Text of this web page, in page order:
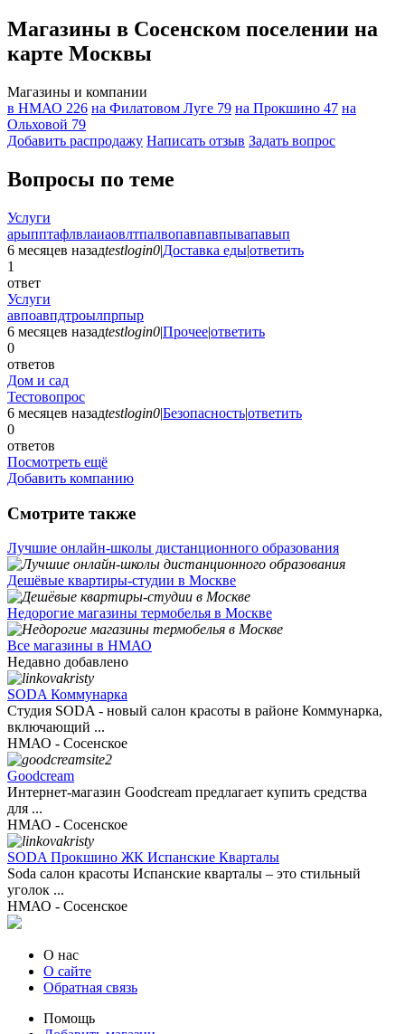
Магазины в Сосенском поселении на
карте Москвы
Магазины и компании
в НМАО 226 на Филатовом Луге 79 на Прокшино 47 на
Ольховой 79
Добавить раcпродажу Написать отзыв Задать вопрос
Вопросы по теме
Услуги
арыпптафлвлаиаовлтпалвопавпавпывапавып
6 месяцев назадtestlogin0|Доставка еды|ответить
1
ответ
Услуги
авпоавпдтроылпрпыр
6 месяцев назадtestlogin0|Прочее|ответить
0
ответов
Дом и сад
Тестовопрос
6 месяцев назадtestlogin0|Безопасность|ответить
0
ответов
Посмотреть ещё
Добавить компанию
Смотрите также
Лучшие онлайн-школы дистанционного образования
Дешёвые квартиры-студии в Москве
Недорогие магазины термобелья в Москве
Все магазины в НМАО
Недавно добавлено
SODA Коммунарка
Студия SODA - новый салон красоты в районе Коммунарка,
включающий ...
НМАО - Сосенское
Goodcream
Интернет-магазин Goodcream предлагает купить средства
для ...
НМАО - Сосенское
SODA Прокшино ЖК Испанские Кварталы
Soda салон красоты Испанские кварталы – это стильный
уголок ...
НМАО - Сосенское
О нас
О сайте
Обратная связь
Помощь